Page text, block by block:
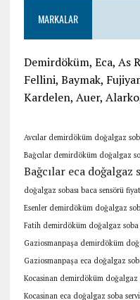
MARKALAR
Demirdöküm, Eca, As
Fellini, Baymak,
Kardelen, Auer,
Avcılar demirdöküm doğalgaz
Bağcılar demirdöküm doğalgaz
Bağcılar eca doğalgaz
doğalgaz sobası baca sensörü fiyat
Esenler demirdöküm doğalgaz
Fatih demirdöküm doğalgaz soba
Gaziosmanpaşa demirdöküm
Gaziosmanpaşa eca doğalgaz
Kocasinan demirdöküm doğalgaz
Kocasinan eca doğalgaz soba